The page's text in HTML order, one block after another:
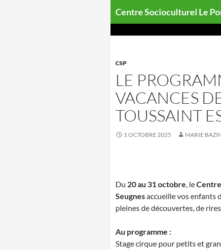
Centre Socioculturel Le
CSP
LE
VACANCES
TOUSSAINT
1 OCTOBRE 2025 MARIE
Du 20 au 31 octobre, le
Seugnesaccueille vos enfants
pleines de découvertes, de
Au programme :
Stage cirque pour petits et